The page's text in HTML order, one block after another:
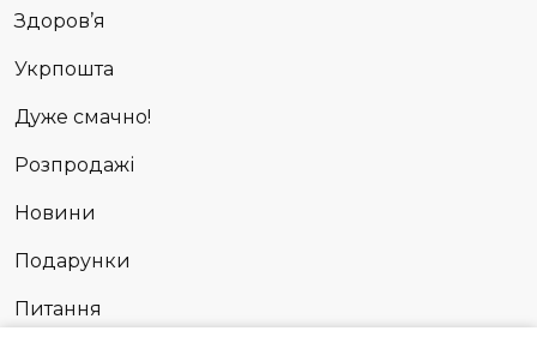
Здоров’я
Укрпошта
Дуже смачно!
Розпродажі
Новини
Подарунки
Питання